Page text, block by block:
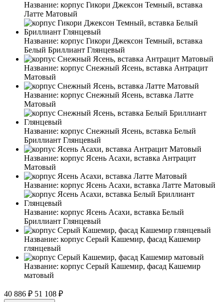
Название: корпус Гикори Джексон Темный, вставка
Латте Матовый
Название: корпус Гикори Джексон Темный, вставка
Белый Бриллиант Глянцевый
Название: корпус Снежный Ясень, вставка Антрацит
Матовый
Название: корпус Снежный Ясень, вставка Латте
Матовый
Название: корпус Снежный Ясень, вставка Белый
Бриллиант Глянцевый
Название: корпус Ясень Асахи, вставка Антрацит
Матовый
Название: корпус Ясень Асахи, вставка Латте Матовый
Название: корпус Ясень Асахи, вставка Белый
Бриллиант Глянцевый
Название: корпус Серый Кашемир, фасад Кашемир
глянцевый
Название: корпус Серый Кашемир, фасад Кашемир
матовый
40 886 ₽ 51 108 ₽